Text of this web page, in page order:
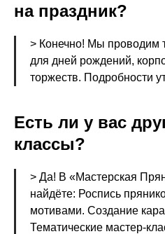
на праздник?
> Конечно! Мы проводим
для дней рождений,
торжеств. Подробности
Есть ли у вас
классы?
> Да! В «Мастерская
найдёте: Роспись
мотивами. Создание
Тематические мастер-